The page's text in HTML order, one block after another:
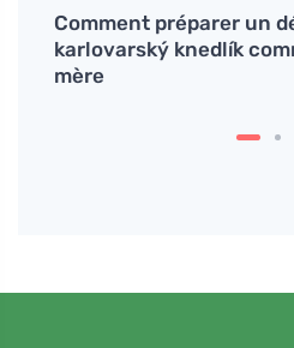
Comment préparer un
karlovarský knedlík
mère